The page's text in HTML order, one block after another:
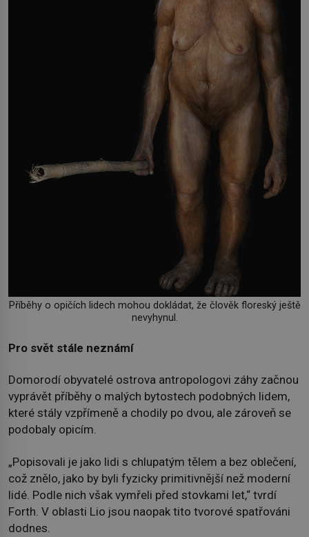
Příběhy o opičích lidech mohou dokládat, že člověk floreský ještě
nevyhynul.
Pro svět stále neznámí
Domorodí obyvatelé ostrova antropologovi záhy začnou
vyprávět příběhy o malých bytostech podobných lidem,
které stály vzpřímeně a chodily po dvou, ale zároveň se
podobaly opicím.
„Popisovali je jako lidi s chlupatým tělem a bez oblečení,
což znělo, jako by byli fyzicky primitivnější než moderní
lidé. Podle nich však vymřeli před stovkami let,“ tvrdí
Forth. V oblasti Lio jsou naopak tito tvorové spatřováni
dodnes.